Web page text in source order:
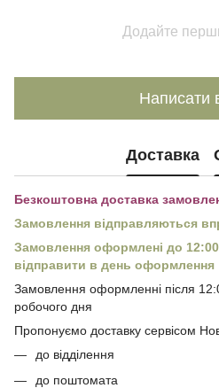
Додайте
Написати
Доставка
Безкоштовна доставка
Замовлення відправляються
Замовлення оформлені до
відправити в день оформлення
Замовлення оформленні після
робочого дня
Пропонуємо доставку сервісом
до відділення
до поштомата